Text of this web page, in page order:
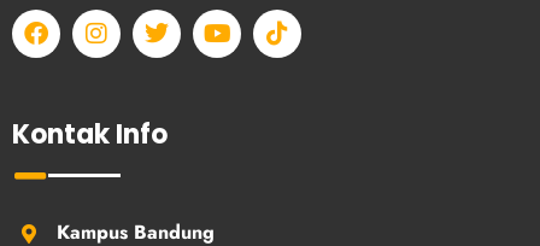
F
a
c
o
o
k
I
n
s
a
g
a
T
w
i
e
Y
o
u
T
i
k
Kontak Info
Kampus Bandung